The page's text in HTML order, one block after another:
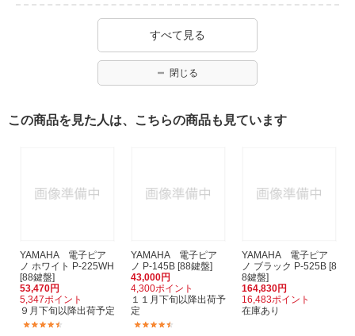
すべて見る
閉じる
この商品を見た人は、こちらの商品も見ています
YAMAHA 電子ピア
ノ ホワイト P-225WH
[88鍵盤]
53,470円
5,347ポイント
９月下旬以降出荷予定
YAMAHA 電子ピア
ノ P-145B [88鍵盤]
43,000円
4,300ポイント
１１月下旬以降出荷予
定
YAMAHA 電子ピア
ノ ブラック P-525B [8
8鍵盤]
164,830円
16,483ポイント
在庫あり